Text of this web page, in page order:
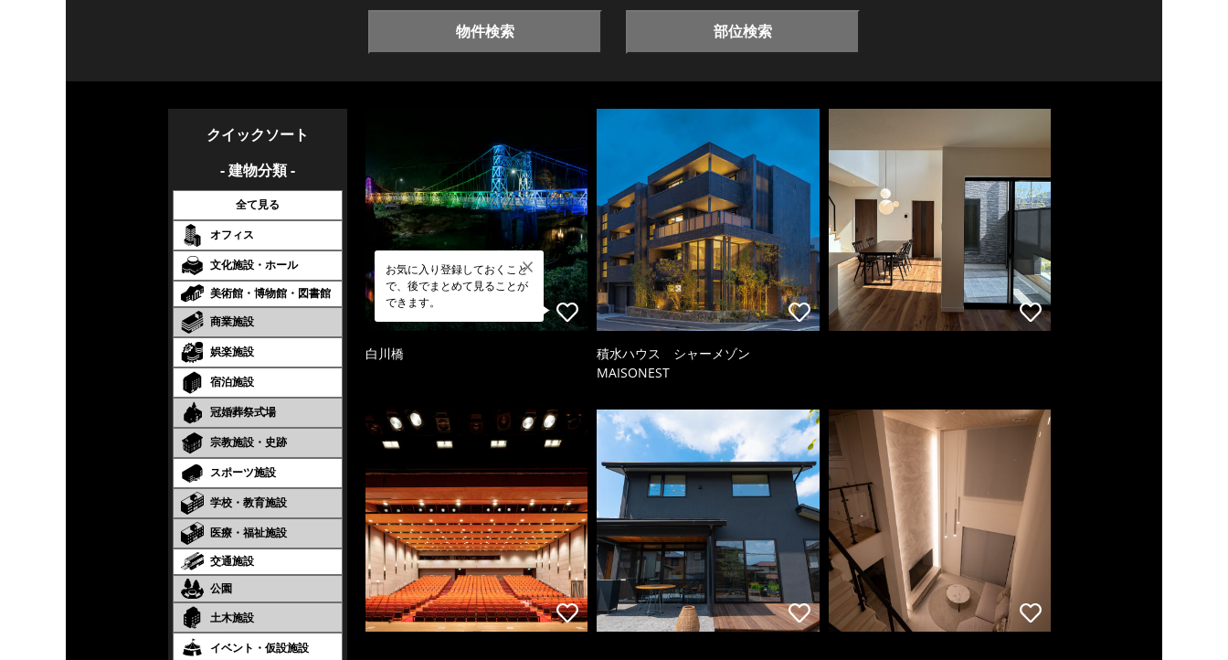
物件検索 部位検索
クイックソート
- 建物分類 -
全て見る
オフィス
文化施設・ホール
美術館・博物館・図書館
商業施設
娯楽施設
宿泊施設
冠婚葬祭式場
宗教施設・史跡
スポーツ施設
学校・教育施設
医療・福祉施設
交通施設
公園
土木施設
イベント・仮設施設
お気に入り登録しておくこと
で、後でまとめて見ることが
できます。
白川橋
積水ハウス シャーメゾン
MAISONEST